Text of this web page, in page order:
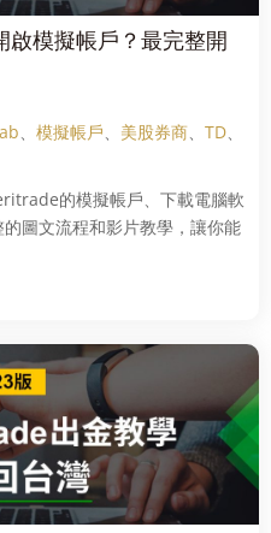
啟模擬帳戶？最完整開
、 模擬帳戶、 美股券商、 TD、
的模擬帳戶、下載電腦軟
圖文流程和影片教學，讓你能